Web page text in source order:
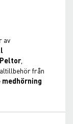
av
,
från
medhörning
med
D-mussla